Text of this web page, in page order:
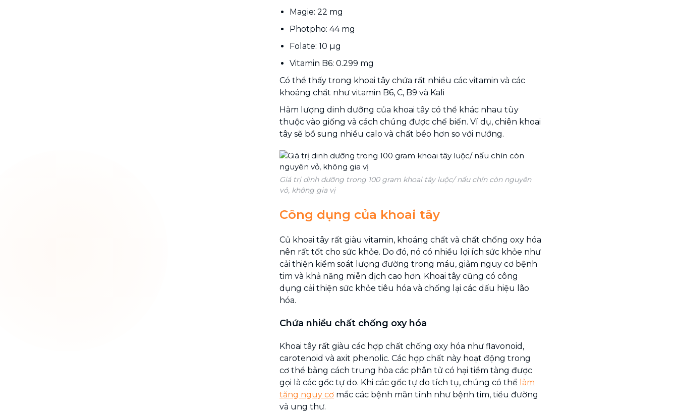
Magie: 22 mg
Photpho: 44 mg
Folate: 10 µg
Vitamin B6: 0.299 mg
Có thể thấy trong khoai tây chứa rất nhiều các vitamin và các
khoáng chất như vitamin B6, C, B9 và Kali
Hàm lượng dinh dưỡng của khoai tây có thể khác nhau tùy
thuộc vào giống và cách chúng được chế biến. Ví dụ, chiên khoai
tây sẽ bổ sung nhiều calo và chất béo hơn so với nướng.
Giá trị dinh dưỡng trong 100 gram khoai tây luộc/ nấu chín còn nguyên
vỏ, không gia vị
Công dụng của khoai tây
Củ khoai tây rất giàu vitamin, khoáng chất và chất chống oxy hóa
nên rất tốt cho sức khỏe. Do đó, nó có nhiều lợi ích sức khỏe như
cải thiện kiểm soát lượng đường trong máu, giảm nguy cơ bệnh
tim và khả năng miễn dịch cao hơn. Khoai tây cũng có công
dụng cải thiện sức khỏe tiêu hóa và chống lại các dấu hiệu lão
hóa.
Chứa nhiều chất chống oxy hóa
Khoai tây rất giàu các hợp chất chống oxy hóa như flavonoid,
carotenoid và axit phenolic. Các hợp chất này hoạt động trong
cơ thể bằng cách trung hòa các phân tử có hại tiềm tàng được
gọi là các gốc tự do. Khi các gốc tự do tích tụ, chúng có thể làm
tăng nguy cơ mắc các bệnh mãn tính như bệnh tim, tiểu đường
và ung thư.